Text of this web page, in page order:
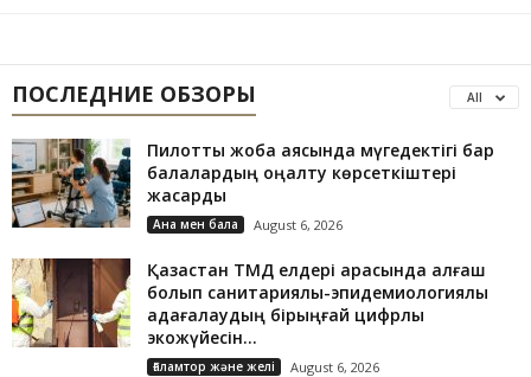
ПОСЛЕДНИЕ ОБЗОРЫ All
Пилоттық жоба аясында мүгедектігі бар
балалардың оңалту көрсеткіштері
жақсарды
Ана мен бала August 6, 2026
Қазақстан ТМД елдері арасында алғаш
болып санитариялық-эпидемиологиялық
қадағалаудың бірыңғай цифрлық
экожүйесін...
Ғаламтор және желі August 6, 2026